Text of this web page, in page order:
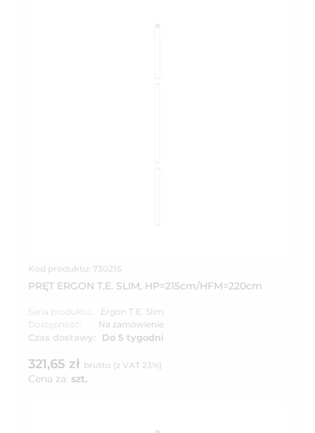
Kod produktu: 730215
PRĘT ERGON T.E. SLIM, HP=215cm/HFM=220cm
Seria produktu:
Ergon T.E. Slim
Dostępność:
Na zamówienie
Czas dostawy: Do 5 tygodni
321,65 zł brutto (z VAT 23%)
Cena za: szt.